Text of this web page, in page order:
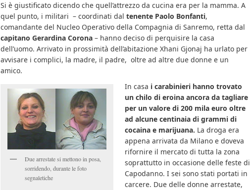
Si è giustificato dicendo che quell’attrezzo da cucina era per la mamma. A
quel punto, i militari – coordinati dal tenente Paolo Bonfanti,
comandante del Nucleo Operativo della Compagnia di Sanremo, retta dal
capitano Gerardina Corona – hanno deciso di perquisire la casa
dell’uomo. Arrivato in prossimità dell’abitazione Xhani Gjonaj ha urlato per
avvisare i complici, la madre, il padre, oltre ad altre due donne e un
amico.
Due arrestate si mettono in posa,
sorridendo, durante le foto
segnaletiche
In casa i carabinieri hanno trovato
un chilo di eroina ancora da tagliare
per un valore di 200 mila euro oltre
ad alcune centinaia di grammi di
cocaina e marijuana. La droga era
appena arrivata da Milano e doveva
rifornire il mercato di tutta la zona
soprattutto in occasione delle feste di
Capodanno. I sei sono stati portati in
carcere. Due delle donne arrestate,